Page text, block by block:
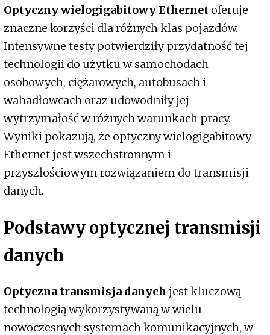
Optyczny wielogigabitowy Ethernet oferuje
znaczne korzyści dla różnych klas pojazdów.
Intensywne testy potwierdziły przydatność tej
technologii do użytku w samochodach
osobowych, ciężarowych, autobusach i
wahadłowcach oraz udowodniły jej
wytrzymałość w różnych warunkach pracy.
Wyniki pokazują, że optyczny wielogigabitowy
Ethernet jest wszechstronnym i
przyszłościowym rozwiązaniem do transmisji
danych.
Podstawy optycznej transmisji
danych
Optyczna transmisja danych jest kluczową
technologią wykorzystywaną w wielu
nowoczesnych systemach komunikacyjnych, w